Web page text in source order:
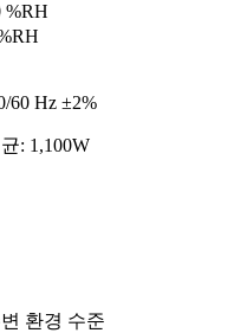
%RH
60 Hz ±2%
: 1,100W
환경 수준